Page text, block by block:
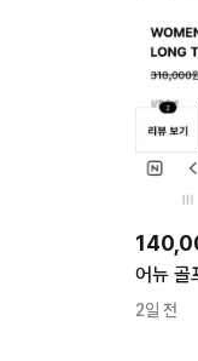
어뉴 골
2일 전